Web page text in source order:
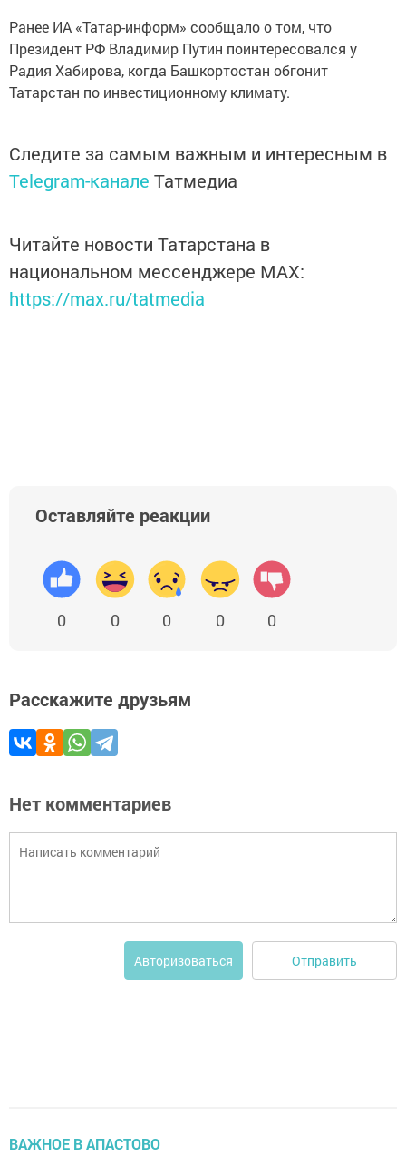
Ранее ИА «Татар-информ» сообщало о том, что
Президент РФ Владимир Путин поинтересовался у
Радия Хабирова, когда Башкортостан обгонит
Татарстан по инвестиционному климату.
Следите за самым важным и интересным в
Telegram-канале Татмедиа
Читайте новости Татарстана в
национальном мессенджере MАХ:
https://max.ru/tatmedia
Оставляйте реакции
0 0 0 0 0
Расскажите друзьям
Нет комментариев
Авторизоваться Отправить
ВАЖНОЕ В АПАСТОВО